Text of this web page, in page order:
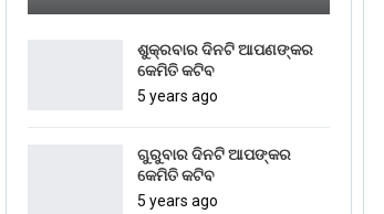
ଶୁକ୍ରବାର ଦିନଟି ଆପଣଙ୍କର
କେମିତି କଟିବ
5 years ago
ଗୁରୁବାର ଦିନଟି ଆପଙ୍କର
କେମିତି କଟିବ
5 years ago